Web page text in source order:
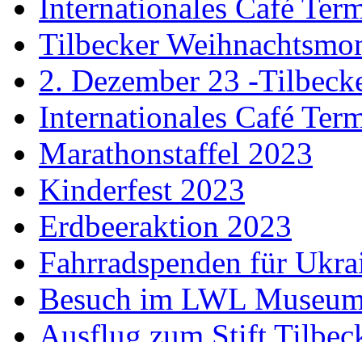
Internationales Café
Tilbecker
2. Dezember 23 -
Internationales Café
Marathonstaffel 2023
Kinderfest 2023
Erdbeeraktion 2023
Fahrradspenden für
Besuch im LWL
Ausflug zum Stift